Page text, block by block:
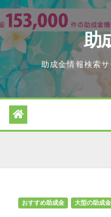
Skip
to
content
助
助成金情報検索
おすすめ助成金 大型の助成金